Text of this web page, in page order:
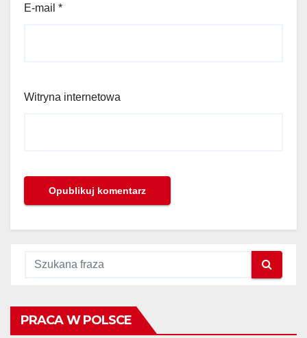
E-mail *
Witryna internetowa
PRACA W POLSCE